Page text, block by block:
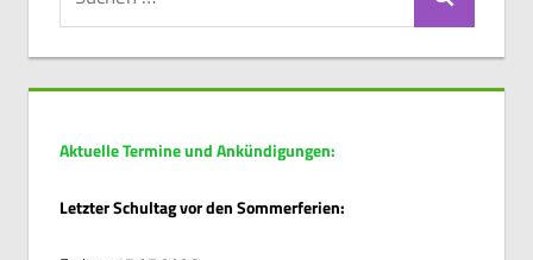
Suchen
Aktuelle Termine und Ankündigungen:
Letzter Schultag vor den Sommerferien: